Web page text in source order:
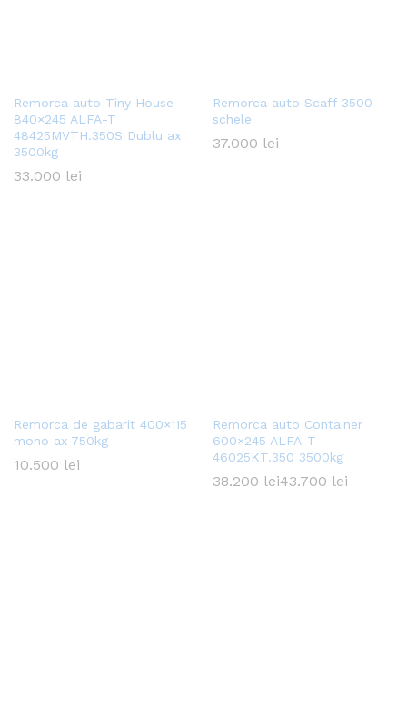
Remorca auto Tiny House
840×245 ALFA-T
48425MVTH.350S Dublu ax
3500kg
33.000 lei
Remorca auto Scaff 3500
schele
37.000 lei
Remorca de gabarit 400×115
mono ax 750kg
10.500 lei
Remorca auto Container
600×245 ALFA-T
46025KT.350 3500kg
38.200 lei43.700 lei